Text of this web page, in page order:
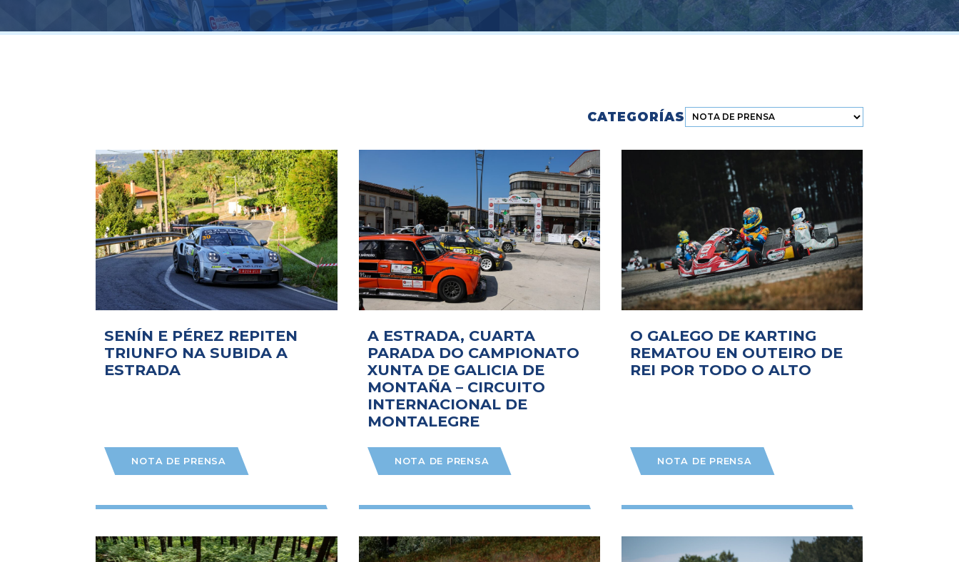
CATEGORÍAS Categorías
SENÍN E PÉREZ REPITEN
TRIUNFO NA SUBIDA A
ESTRADA
NOTA DE PRENSA
A ESTRADA, CUARTA
PARADA DO CAMPIONATO
XUNTA DE GALICIA DE
MONTAÑA – CIRCUITO
INTERNACIONAL DE
MONTALEGRE
NOTA DE PRENSA
O GALEGO DE KARTING
REMATOU EN OUTEIRO DE
REI POR TODO O ALTO
NOTA DE PRENSA